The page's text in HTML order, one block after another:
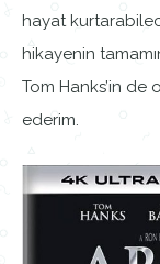
hayat
hikayenin
Tom Hanks’in de
ederim.